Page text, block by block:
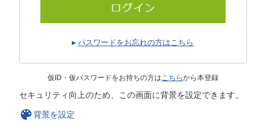
パスワードをお忘れの方はこちら
仮ID・仮パスワードをお持ちの方はこちらから本登録
セキュリティ向上のため、この画面に背景を設定できます。
背景を設定